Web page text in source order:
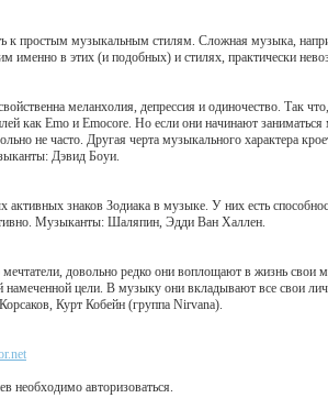
к простым музыкальным стилям. Сложная музыка,
именно в этих (и подобных) и стилях, практически
меланхолия, депрессия и одиночество. Так
как Emo и Emocore. Но если они начинают
не часто. Другая черта музыкального характера
Дэвид Боуи.
знаков Зодиака в музыке. У них есть
Музыканты: Шаляпин, Эдди Ван Халлен.
довольно редко они воплощают в жизнь
намеченной цели. В музыку они вкладывают все свои
Курт Кобейн (группа Nirvana).
необходимо авторизоваться.